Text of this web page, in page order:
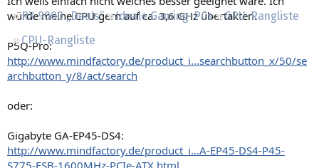
RX 9000 „Deals“
Ideale Gaming-PCs
GPU-Rangliste
CPU-Rangliste
würde meine CPU gern auf ca. 3,6 GHz übertakten.
P5Q-Pro:
http://www.mindfactory.de/product_i...searchbutton_x/50/se
archbutton_y/8/act/search
oder:
Gigabyte GA-EP45-DS4:
http://www.mindfactory.de/product_i...A-EP45-DS4-P45-
S775-FSB-1600MHz-PCIe-ATX.html